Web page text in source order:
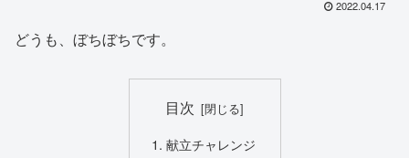
2022.04.17
どうも、ぼちぼちです。
目次
献立チャレンジ